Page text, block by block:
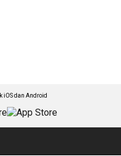
iOS dan Android